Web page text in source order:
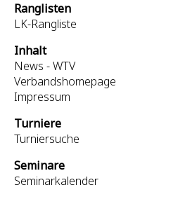
Ranglisten
LK-Rangliste
Inhalt
News - WTV
Verbandshomepage
Impressum
Turniere
Turniersuche
Seminare
Seminarkalender